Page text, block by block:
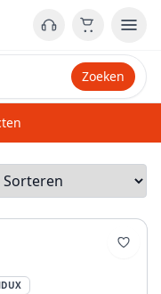
Zoeken